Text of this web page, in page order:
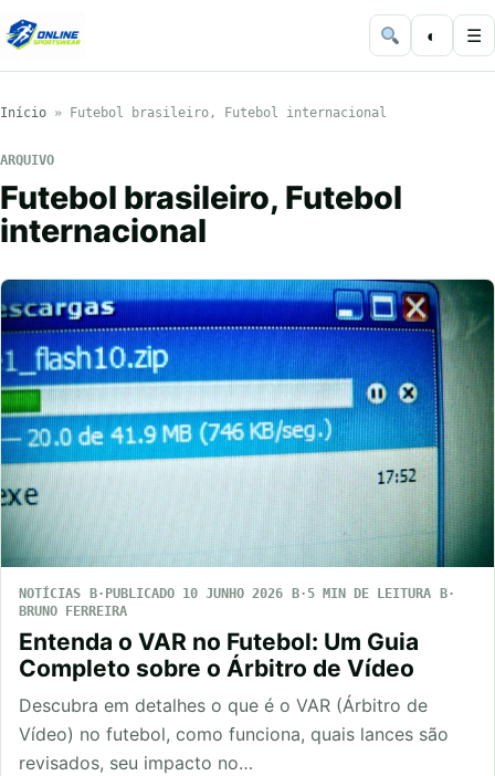
◐ ☰
Início » Futebol brasileiro, Futebol internacional
ARQUIVO
Futebol brasileiro, Futebol
internacional
NOTÍCIAS PUBLICADO 10 JUNHO 2026
5 MIN DE LEITURA
BRUNO FERREIRA
Entenda o VAR no Futebol: Um Guia
Completo sobre o Árbitro de Vídeo
Descubra em detalhes o que é o VAR (Árbitro de
Vídeo) no futebol, como funciona, quais lances são
revisados, seu impacto no…